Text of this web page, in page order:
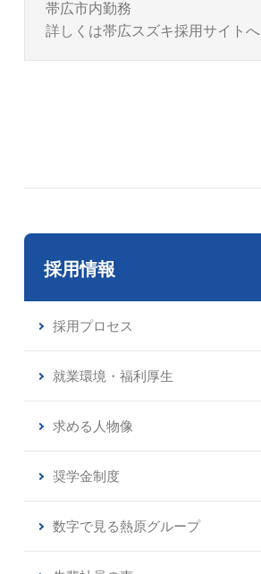
帯広市内勤務
詳しくは帯広スズキ採用サイトへ
採用情報
採用プロセス
就業環境・福利厚生
求める人物像
奨学金制度
数字で見る熱原グループ